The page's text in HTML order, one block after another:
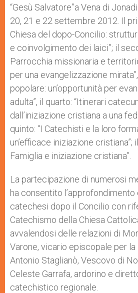
“Gesù Salvatore”a Vena di
20, 21 e 22 settembre 2012. Il
Chiesa del dopo-Concilio:
e coinvolgimento dei laici”; il
Parrocchia missionaria e
per una evangelizzazione
popolare: un’opportunità per
adulta”, il quarto: “Itinerari
dall’iniziazione cristiana a una
quinto: “I Catechisti e la loro
un’efficace iniziazione cristiana”;
Famiglia e iniziazione cristiana”.
La partecipazione di numerosi
ha consentito
catechesi dopo il Concilio con
Catechismo della Chiesa
avvalendosi delle relazioni di
Varone, vicario episcopale per la
Antonio Staglianò, Vescovo di
Celeste Garrafa, ardorino e
catechistico regionale.